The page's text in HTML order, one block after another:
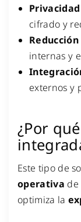
cifrado y
internas y
externos y
¿Por
Este tipo de
operativa de
optimiza la